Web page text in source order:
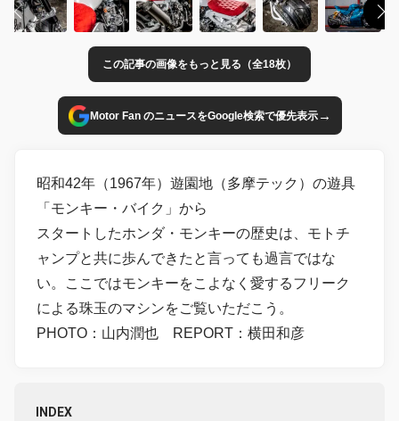
この記事の画像をもっと見る（全18枚）
Motor Fan のニュースをGoogle検索で優先表示→
昭和42年（1967年）遊園地（多摩テック）の遊具
「モンキー・バイク」から
スタートしたホンダ・モンキーの歴史は、モトチ
ャンプと共に歩んできたと言っても過言ではな
い。ここではモンキーをこよなく愛するフリーク
による珠玉のマシンをご覧いただこう。
PHOTO：山内潤也 REPORT：横田和彦
INDEX